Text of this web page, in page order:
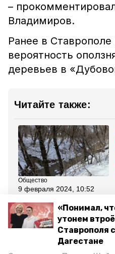
«Понимал,
утонем
Ставрополя
Дагестане
–
Владимиров.
Ранее в Ставрополе
вероятность
деревьев в
Читайте также:
Общество
9 февраля 2024, 10:52
берегов реки Грушевой
в Ставрополе нет —
минприроды края